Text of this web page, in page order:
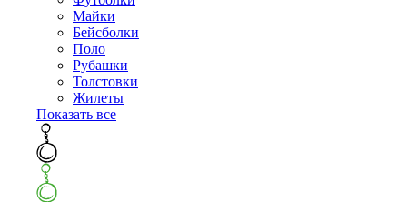
Майки
Бейсболки
Поло
Рубашки
Толстовки
Жилеты
Показать все